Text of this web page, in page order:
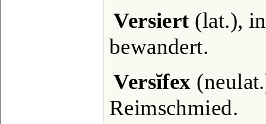
Versiert(lat.), in
bewandert.
Versĭfex
Reimschmied.